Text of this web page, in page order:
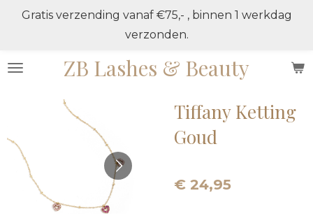
de
ZB Lashes & Beauty
Gratis verzending vanaf €75,- , binnen 1 werkdag
verzonden.
Tiffany Ketting
Goud
€ 24,95